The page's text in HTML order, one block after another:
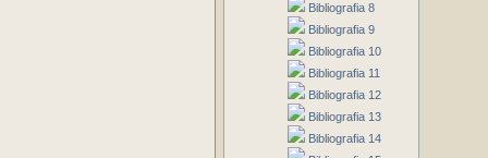
Bibliografia 8
Bibliografia 9
Bibliografia 10
Bibliografia 11
Bibliografia 12
Bibliografia 13
Bibliografia 14